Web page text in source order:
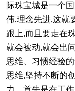
际珠宝城是一个
伟,理念先进,这就
跟上,而且要走在
就会被动,就会出
思维、习惯经验
思维,坚持不断的